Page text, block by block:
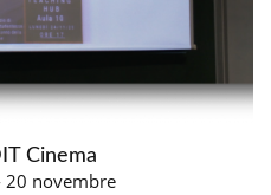
Cinema
20 novembre